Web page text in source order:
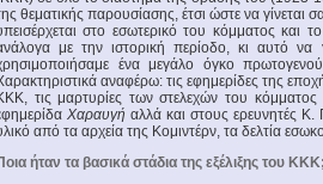
θεματικής παρουσίασης, έτσι ώστε να
στο εσωτερικό του κόμματος και
με την ιστορική περίοδο, κι αυτό να
ένα μεγάλο όγκο
αναφέρω: τις εφημερίδες της
τις μαρτυρίες των στελεχών του
Χαραυγή αλλά και στους ερευνητές
από τα αρχεία της Κομιντέρν, τα δελτία
ήταν τα βασικά στάδια της εξέλιξης του